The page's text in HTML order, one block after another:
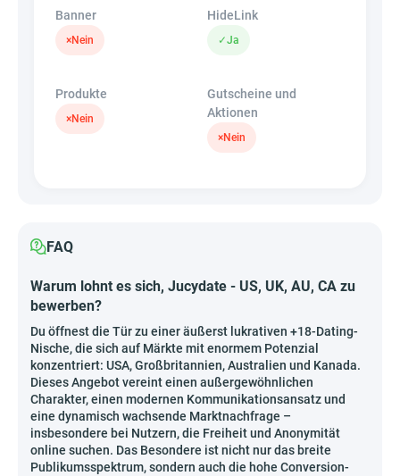
Banner
×Nein
HideLink
✓Ja
Produkte
×Nein
Gutscheine und
Aktionen
×Nein
FAQ
Warum lohnt es sich, Jucydate - US, UK, AU, CA zu
bewerben?
Du öffnest die Tür zu einer äußerst lukrativen +18-Dating-
Nische, die sich auf Märkte mit enormem Potenzial
konzentriert: USA, Großbritannien, Australien und Kanada.
Dieses Angebot vereint einen außergewöhnlichen
Charakter, einen modernen Kommunikationsansatz und
eine dynamisch wachsende Marktnachfrage –
insbesondere bei Nutzern, die Freiheit und Anonymität
online suchen. Das Besondere ist nicht nur das breite
Publikumsspektrum, sondern auch die hohe Conversion-